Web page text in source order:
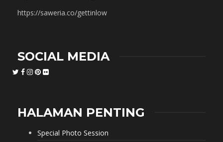
https://saweria.co/gettinlow
SOCIAL MEDIA
HALAMAN PENTING
Special Photo Session